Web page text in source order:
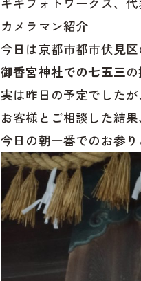
カメラマン紹介
今日は京都市都市伏見区
御香宮神社での七五三
実は昨日の予定でした
お客様とご相談した結果
今日の朝一番でのお参り